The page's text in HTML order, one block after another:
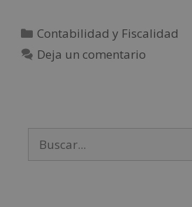
Contabilidad y Fiscalidad
Deja un comentario